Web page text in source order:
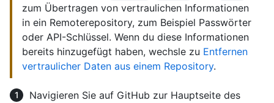
zum Übertragen von vertraulichen Informationen
in ein Remoterepository, zum Beispiel Passwörter
oder API-Schlüssel. Wenn du diese Informationen
bereits hinzugefügt haben, wechsle zu Entfernen
vertraulicher Daten aus einem Repository.
Navigieren Sie auf GitHub zur Hauptseite des